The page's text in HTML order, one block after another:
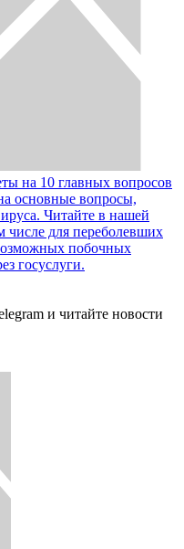
на 10 главных вопросов
основные вопросы,
Читайте в нашей
числе для переболевших
побочных
госуслуги.
и читайте новости